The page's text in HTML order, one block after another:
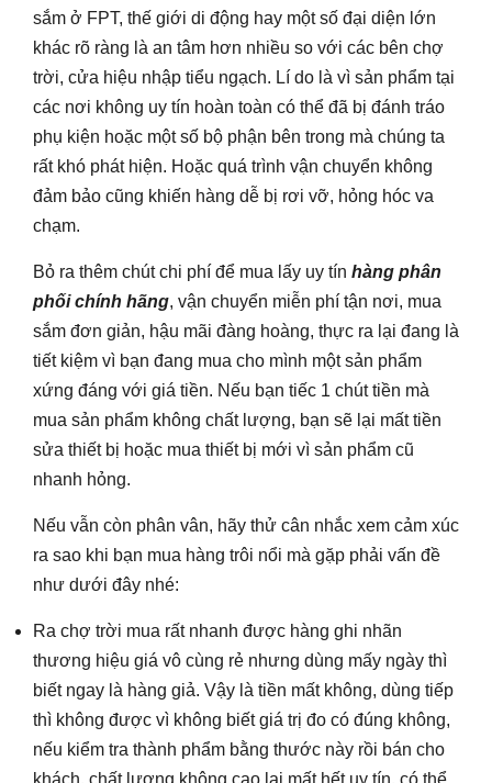
sắm ở FPT, thế giới di động hay một số đại diện lớn
khác rõ ràng là an tâm hơn nhiều so với các bên chợ
trời, cửa hiệu nhập tiểu ngạch. Lí do là vì sản phẩm tại
các nơi không uy tín hoàn toàn có thể đã bị đánh tráo
phụ kiện hoặc một số bộ phận bên trong mà chúng ta
rất khó phát hiện. Hoặc quá trình vận chuyển không
đảm bảo cũng khiến hàng dễ bị rơi vỡ, hỏng hóc va
chạm.
Bỏ ra thêm chút chi phí để mua lấy uy tín hàng phân
phối chính hãng, vận chuyển miễn phí tận nơi, mua
sắm đơn giản, hậu mãi đàng hoàng, thực ra lại đang là
tiết kiệm vì bạn đang mua cho mình một sản phẩm
xứng đáng với giá tiền. Nếu bạn tiếc 1 chút tiền mà
mua sản phẩm không chất lượng, bạn sẽ lại mất tiền
sửa thiết bị hoặc mua thiết bị mới vì sản phẩm cũ
nhanh hỏng.
Nếu vẫn còn phân vân, hãy thử cân nhắc xem cảm xúc
ra sao khi bạn mua hàng trôi nổi mà gặp phải vấn đề
như dưới đây nhé:
Ra chợ trời mua rất nhanh được hàng ghi nhãn
thương hiệu giá vô cùng rẻ nhưng dùng mấy ngày thì
biết ngay là hàng giả. Vậy là tiền mất không, dùng tiếp
thì không được vì không biết giá trị đo có đúng không,
nếu kiểm tra thành phẩm bằng thước này rồi bán cho